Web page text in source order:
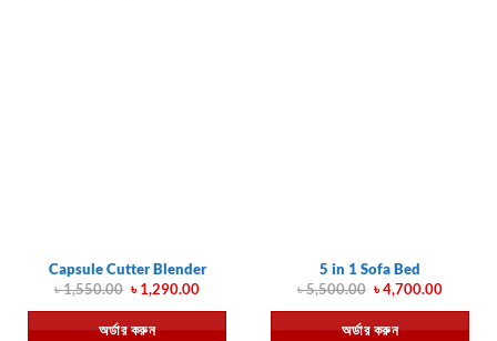
Capsule Cutter Blender
৳1,550.00 Original
price
was:
৳ 1,550.00.
৳1,290.00Current
is:
৳ 1,290.00.
অর্ডার করুন
5 in 1 Sofa Bed
৳5,500.00 Original
price
was:
৳ 5,500.00.
৳4,700.00Current
is:
৳
অর্ডার করুন